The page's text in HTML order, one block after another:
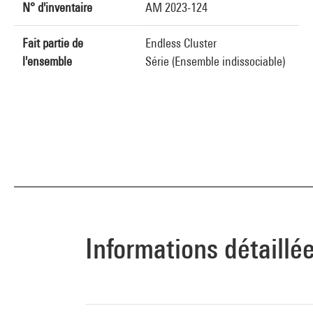
N° d'inventaire AM 2023-124
Fait partie de
l'ensemble
Endless Cluster
Série (Ensemble indissociable)
Informations